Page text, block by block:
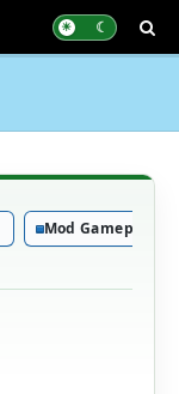
Mod Gameplay